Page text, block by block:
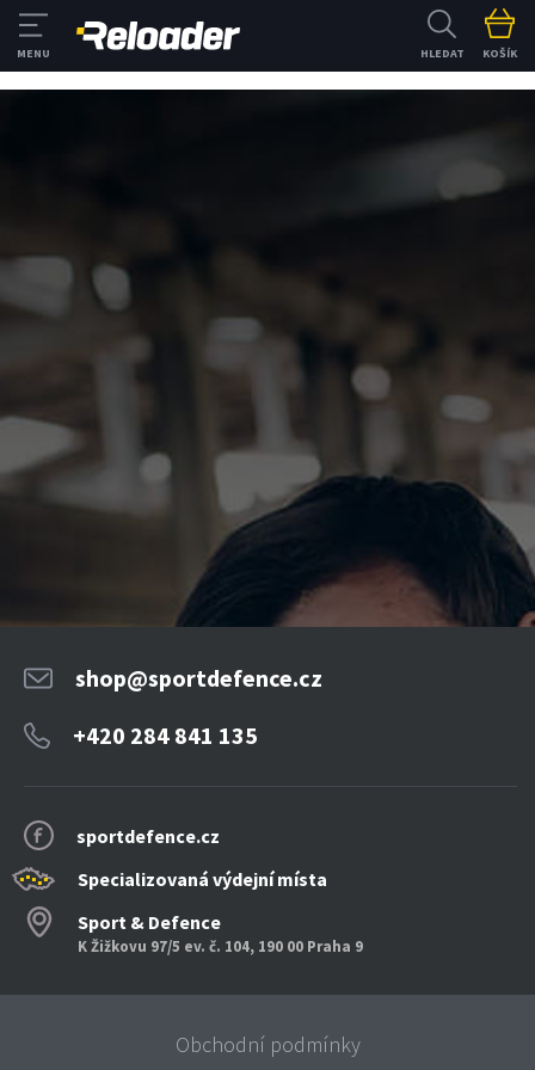
HLEDAT KOŠÍK
sportdefence.cz
Specializovaná výdejní místa
Sport & Defence
K Žižkovu 97/5 ev. č. 104, 190 00 Praha 9
shop@sportdefence.cz
+420 284 841 135
Obchodní podmínky